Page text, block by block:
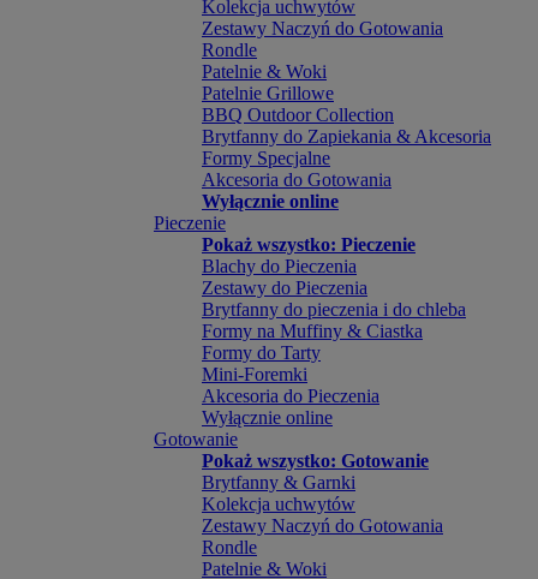
Kolekcja uchwytów
Zestawy Naczyń do Gotowania
Rondle
Patelnie & Woki
Patelnie Grillowe
BBQ Outdoor Collection
Brytfanny do Zapiekania & Akcesoria
Formy Specjalne
Akcesoria do Gotowania
Wyłącznie online
Pieczenie
Pokaż wszystko: Pieczenie
Blachy do Pieczenia
Zestawy do Pieczenia
Brytfanny do pieczenia i do chleba
Formy na Muffiny & Ciastka
Formy do Tarty
Mini-Foremki
Akcesoria do Pieczenia
Wyłącznie online
Gotowanie
Pokaż wszystko: Gotowanie
Brytfanny & Garnki
Kolekcja uchwytów
Zestawy Naczyń do Gotowania
Rondle
Patelnie & Woki